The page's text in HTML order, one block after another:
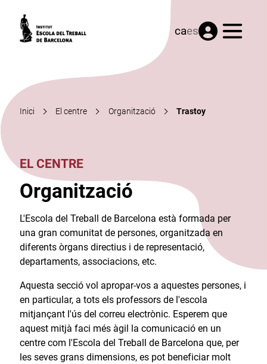
caes Menú
Inici El centre Organització Trastoy
EL CENTRE
Organització
L'Escola del Treball de Barcelona està formada per
una gran comunitat de persones, organitzada en
diferents òrgans directius i de representació,
departaments, associacions, etc.​
Aquesta secció vol apropar-vos a aquestes persones, i
en particular, a tots els professors de l'escola
mitjançant l'ús del correu electrònic. Esperem que
aquest mitjà faci més àgil la comunicació en un
centre com l'Escola del Treball de Barcelona que, per
les seves grans dimensions, es pot beneficiar molt